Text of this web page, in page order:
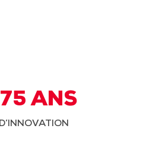
ANS
D’INNOVATION